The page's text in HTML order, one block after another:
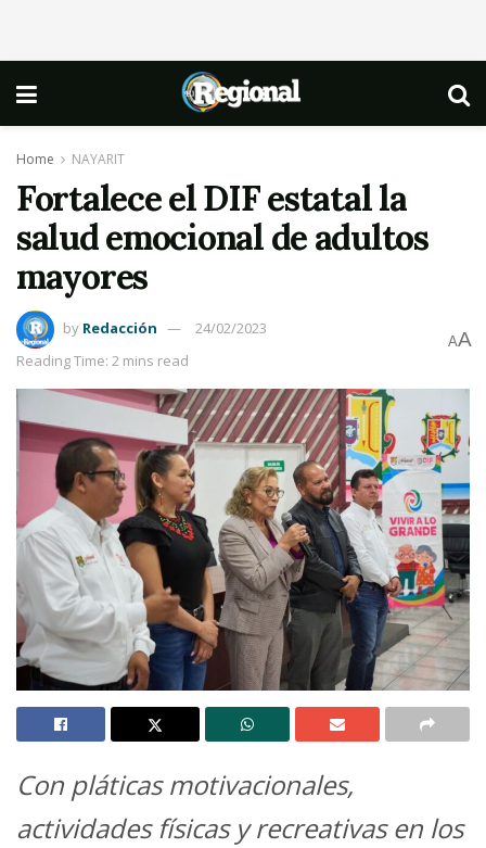
Home NAYARIT
Fortalece el DIF estatal la
salud emocional de adultos
mayores
by Redacción
24/02/2023
Reading Time: 2 mins read
AA
Con pláticas motivacionales,
actividades físicas y recreativas en los